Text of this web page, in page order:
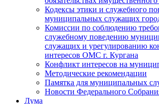
Кодексы этики и служебного
муниципальных служащих
Комиссии по соблюдению
служебному поведению
служащих и урегулированию
интересов ОМС г. Кургана
Конфликт интересов на
Методические рекомендации
Памятка для муниципальных
Новости Федерального
Дума